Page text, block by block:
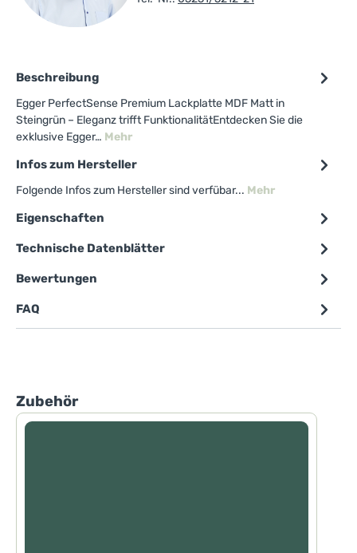
Beschreibung
Egger PerfectSense Premium Lackplatte MDF Matt in
Steingrün – Eleganz trifft FunktionalitätEntdecken Sie die
exklusive Egger… Mehr
Infos zum Hersteller
Folgende Infos zum Hersteller sind verfübar... Mehr
Eigenschaften
Technische Datenblätter
Bewertungen
FAQ
Produktgalerie überspringen
Zubehör